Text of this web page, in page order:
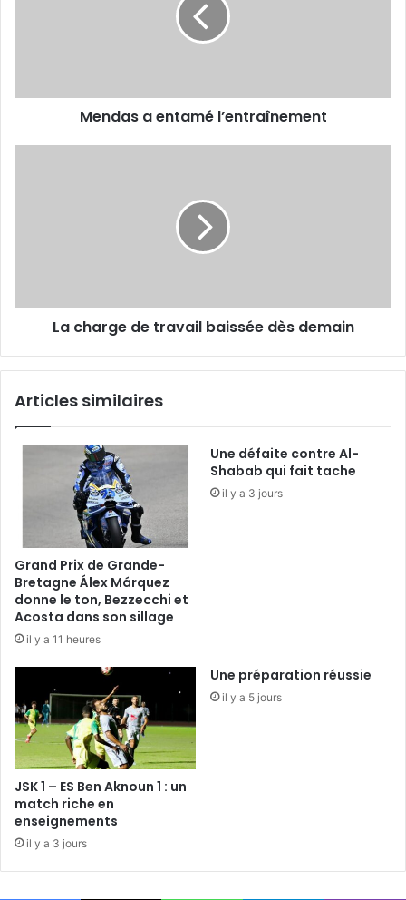
Mendas a entamé l’entraînement
La charge de travail baissée dès demain
Articles similaires
Grand Prix de Grande-
Bretagne Álex Márquez
donne le ton, Bezzecchi et
Acosta dans son sillage
il y a 11 heures
Une défaite contre Al-
Shabab qui fait tache
il y a 3 jours
JSK 1 – ES Ben Aknoun 1 : un
match riche en
enseignements
il y a 3 jours
Une préparation réussie
il y a 5 jours